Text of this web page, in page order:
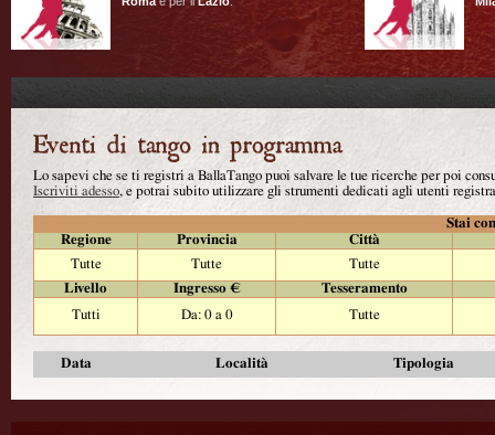
Lo sapevi che se ti registri a BallaTango puoi salvare le tue ricerche per poi
Iscriviti adesso, e potrai subito utilizzare gli strumenti dedicati agli utenti
Stai
Regione
Provincia
Città
Tutte
Tutte
Tutte
Livello
Ingresso €
Tesseramento
Tutti
Da: 0 a 0 Tutte
Data Località Tipologia